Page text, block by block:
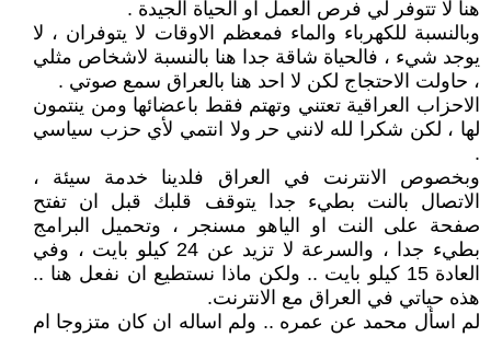
هنا لا تتوفر لي فرص العمل او الحياة الجيدة .
وبالنسبة للكهرباء والماء فمعظم الاوقات لا يتوفران ، لا
يوجد شيء ، فالحياة شاقة جدا هنا بالنسبة لاشخاص مثلي
، حاولت الاحتجاج لكن لا احد هنا بالعراق سمع صوتي .
الاحزاب العراقية تعتني وتهتم فقط باعضائها ومن ينتمون
لها ، لكن شكرا لله لانني حر ولا انتمي لأي حزب سياسي
.
وبخصوص الانترنت في العراق فلدينا خدمة سيئة ،
الاتصال بالنت بطيء جدا يتوقف قلبك قبل ان تفتح
صفحة على النت او الياهو مسنجر ، وتحميل البرامج
بطيء جدا ، والسرعة لا تزيد عن 24 كيلو بايت ، وفي
العادة 15 كيلو بايت .. ولكن ماذا نستطيع ان نفعل هنا ..
هذه حياتي في العراق مع الانترنت.
لم اسأل محمد عن عمره .. ولم اساله ان كان متزوجا ام